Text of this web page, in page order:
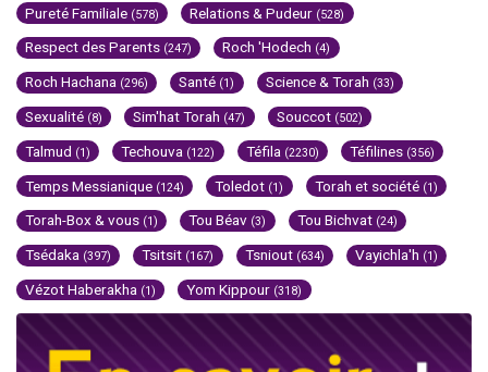
Pureté Familiale (578) Relations & Pudeur (528)
Respect des Parents (247) Roch 'Hodech (4)
Roch Hachana (296) Santé (1) Science & Torah (33)
Sexualité (8) Sim'hat Torah (47) Souccot (502)
Talmud (1) Techouva (122) Téfila (2230) Téfilines (356)
Temps Messianique (124) Toledot (1) Torah et société (1)
Torah-Box & vous (1) Tou Béav (3) Tou Bichvat (24)
Tsédaka (397) Tsitsit (167) Tsniout (634) Vayichla'h (1)
Vézot Haberakha (1) Yom Kippour (318)